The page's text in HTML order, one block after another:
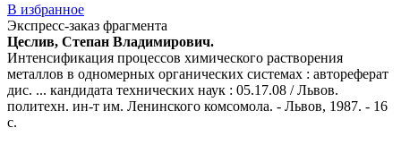
В избранное
Экспресс-заказ фрагмента
Цеслив, Степан Владимирович.
Интенсификация процессов химического растворения
металлов в одномерных органических системах : автореферат
дис. ... кандидата технических наук : 05.17.08 / Львов.
политехн. ин-т им. Ленинского комсомола. - Львов, 1987. - 16
с.